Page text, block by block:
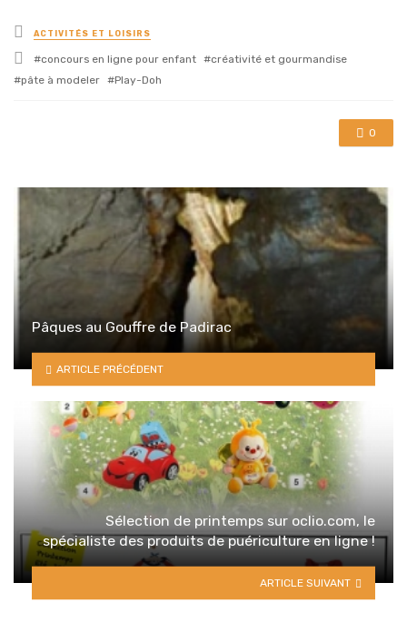
Posted
in
ACTIVITÉS ET LOISIRS
Tagged
with
concours en ligne pour enfant
créativité et gourmandise
pâte à modeler
Play-Doh
0
Pâques au Gouffre de Padirac
ARTICLE PRÉCÉDENT
Sélection de printemps sur oclio.com, le
spécialiste des produits de puériculture en ligne !
ARTICLE SUIVANT